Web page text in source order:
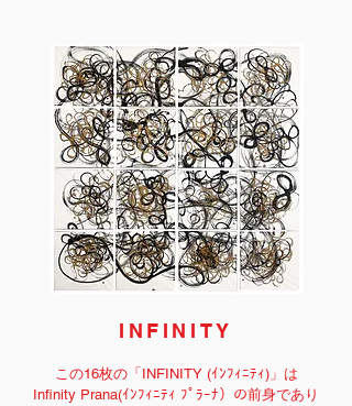
INFINITY
この16枚の「INFINITY (ｲﾝﾌｨﾆﾃｨ)」は
Infinity Prana(ｲﾝﾌｨﾆﾃｨ ﾌﾟﾗｰﾅ）の前身であり